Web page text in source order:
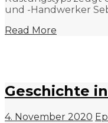
und -Handwerker
Read More
Geschichte
4. November 2020